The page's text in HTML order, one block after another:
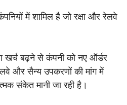
में शामिल है जो रक्षा और रेलवे
खर्च बढ़ने से कंपनी को नए ऑर्डर
और सैन्य उपकरणों की मांग में
संकेत मानी जा रही है।